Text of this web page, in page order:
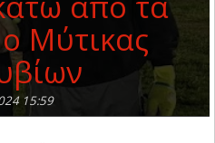
Μύτικας
15:59